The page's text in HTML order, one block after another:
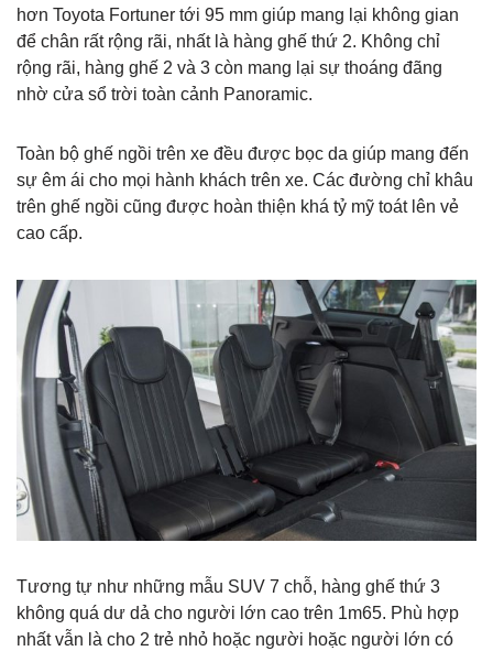
hơn Toyota Fortuner tới 95 mm giúp mang lại không gian
để chân rất rộng rãi, nhất là hàng ghế thứ 2. Không chỉ
rộng rãi, hàng ghế 2 và 3 còn mang lại sự thoáng đãng
nhờ cửa sổ trời toàn cảnh Panoramic.
Toàn bộ ghế ngồi trên xe đều được bọc da giúp mang đến
sự êm ái cho mọi hành khách trên xe. Các đường chỉ khâu
trên ghế ngồi cũng được hoàn thiện khá tỷ mỹ toát lên vẻ
cao cấp.
Tương tự như những mẫu SUV 7 chỗ, hàng ghế thứ 3
không quá dư dả cho người lớn cao trên 1m65. Phù hợp
nhất vẫn là cho 2 trẻ nhỏ hoặc người hoặc người lớn có